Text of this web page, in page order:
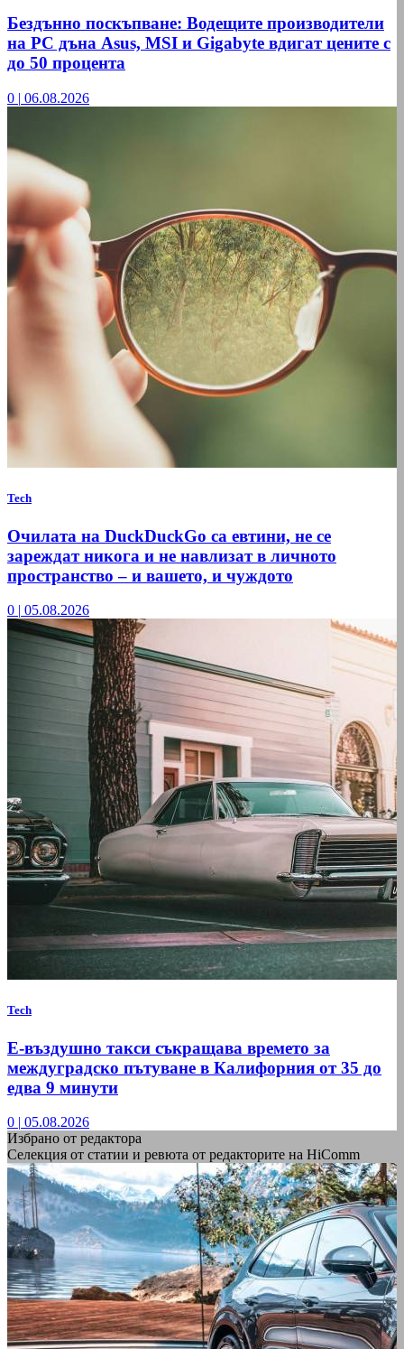
Бездънно поскъпване: Водещите производители
на РС дъна Asus, MSI и Gigabyte вдигат цените с
до 50 процента
0 | 06.08.2026
Tech
Очилата на DuckDuckGo са евтини, не се
зареждат никога и не навлизат в личното
пространство – и вашето, и чуждото
0 | 05.08.2026
Tech
Е-въздушно такси съкращава времето за
междуградско пътуване в Калифорния от 35 до
едва 9 минути
0 | 05.08.2026
Избрано от редактора
Селекция от статии и ревюта от редакторите на HiComm